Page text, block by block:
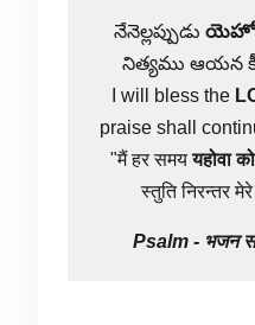
నేనెల్లప్పుడు
నిత్యము ఆయన
I will bless the
praise shall
"मैं हर समययहोवा को
स्तुति निरन्तर
Psalm - भजन